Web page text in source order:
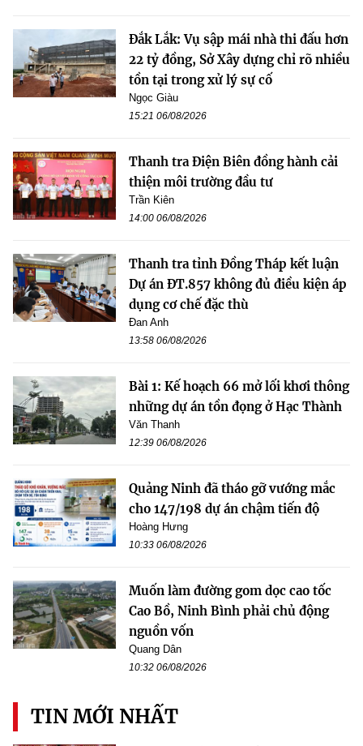
Đắk Lắk: Vụ sập mái nhà thi đấu hơn
22 tỷ đồng, Sở Xây dựng chỉ rõ nhiều
tồn tại trong xử lý sự cố
Ngọc Giàu
15:21 06/08/2026
Thanh tra Điện Biên đồng hành cải
thiện môi trường đầu tư
Trần Kiên
14:00 06/08/2026
Thanh tra tỉnh Đồng Tháp kết luận
Dự án ĐT.857 không đủ điều kiện áp
dụng cơ chế đặc thù
Đan Anh
13:58 06/08/2026
Bài 1: Kế hoạch 66 mở lối khơi thông
những dự án tồn đọng ở Hạc Thành
Văn Thanh
12:39 06/08/2026
Quảng Ninh đã tháo gỡ vướng mắc
cho 147/198 dự án chậm tiến độ
Hoàng Hưng
10:33 06/08/2026
Muốn làm đường gom dọc cao tốc
Cao Bồ, Ninh Bình phải chủ động
nguồn vốn
Quang Dân
10:32 06/08/2026
TIN MỚI NHẤT